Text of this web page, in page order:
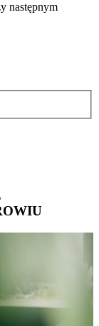
następnym